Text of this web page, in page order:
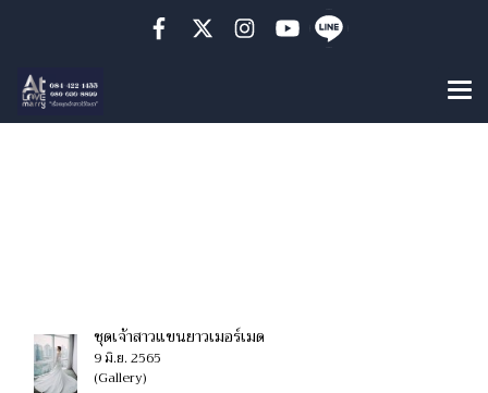
ชุดเจ้าสาวแขนยาวเมอร์เมด
9 มิ.ย. 2565
(Gallery)